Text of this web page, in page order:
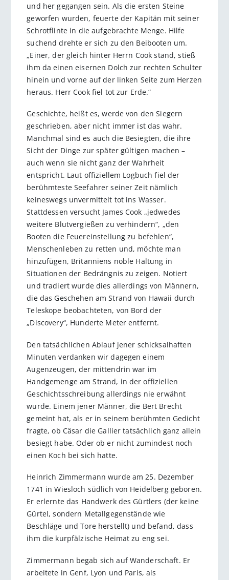
und her gegangen sein. Als die ersten Steine
geworfen wurden, feuerte der Kapitän mit seiner
Schrotflinte in die aufgebrachte Menge. Hilfe
suchend drehte er sich zu den Beibooten um.
„Einer, der gleich hinter Herrn Cook stand, stieß
ihm da einen eisernen Dolch zur rechten Schulter
hinein und vorne auf der linken Seite zum Herzen
heraus. Herr Cook fiel tot zur Erde.“
Geschichte, heißt es, werde von den Siegern
geschrieben, aber nicht immer ist das wahr.
Manchmal sind es auch die Besiegten, die ihre
Sicht der Dinge zur später gültigen machen –
auch wenn sie nicht ganz der Wahrheit
entspricht. Laut offiziellem Logbuch fiel der
berühmteste Seefahrer seiner Zeit nämlich
keineswegs unvermittelt tot ins Wasser.
Stattdessen versucht James Cook „jedwedes
weitere Blutvergießen zu verhindern“, „den
Booten die Feuereinstellung zu befehlen“,
Menschenleben zu retten und, möchte man
hinzufügen, Britanniens noble Haltung in
Situationen der Bedrängnis zu zeigen. Notiert
und tradiert wurde dies allerdings von Männern,
die das Geschehen am Strand von Hawaii durch
Teleskope beobachteten, von Bord der
„Discovery“, Hunderte Meter entfernt.
Den tatsächlichen Ablauf jener schicksalhaften
Minuten verdanken wir dagegen einem
Augenzeugen, der ­mittendrin war im
Handgemenge am Strand, in der offiziellen
Geschichtsschreibung allerdings nie erwähnt
wurde. Einem jener Männer, die Bert Brecht
gemeint hat, als er in seinem berühmten Gedicht
fragte, ob Cäsar die Gallier tatsächlich ganz allein
besiegt habe. Oder ob er nicht zumindest noch
einen Koch bei sich hatte.
Heinrich Zimmermann wurde am 25. Dezember
1741 in Wiesloch südlich von Heidelberg geboren.
Er erlernte das Handwerk des Gürtlers (der keine
Gürtel, sondern Metallgegenstände wie
Beschläge und Tore herstellt) und befand, dass
ihm die kurpfälzische Heimat zu eng sei.
Zimmermann begab sich auf Wanderschaft. Er
arbeitete in Genf, Lyon und Paris, als